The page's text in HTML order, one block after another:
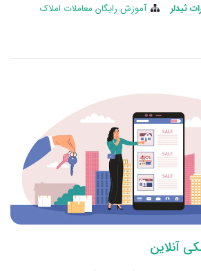
ثیدلر آموزش رایگان معاملات املاک
آنلاین